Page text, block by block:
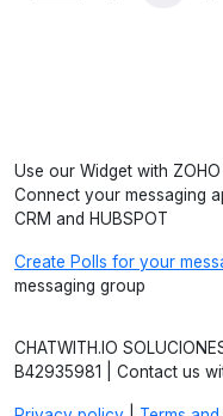
Use our Widget with ZOHO
Connect your messaging
CRM and HUBSPOT
Create Polls for your
messaging group
CHATWITH.IO
B42935981 | Contact us